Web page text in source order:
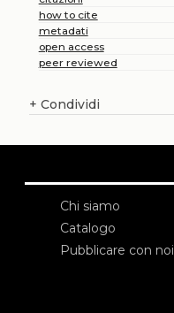
how to cite
metadati
open access
peer reviewed
+ Condividi
Chi siamo
Catalogo
Pubblicare con noi